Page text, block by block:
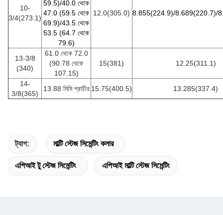
10-
3/4(273.1)
59.5)/40.0 থেকে
47.0 (59.5 থেকে
69.9)/43.5 থেকে
53.5 (64.7 থেকে
79.6)
12.0(305.0) 8.855(224.9)/8.689(220.7)/
13-3/8
(340)
61.0 থেকে 72.0
(90.78 থেকে
107.15)
15(381) 12.25(311.1)
14-
3/8(365)
13.88 মিমি প্রাচীর 15.75(400.5) 13.285(337.4)
ট্যাগ: মাল্টি স্টেজ সিমেন্টিং কলার
এপিআই টু স্টেজ সিমেন্টিং এপিআই মাল্টি স্টেজ সিমেন্টিং